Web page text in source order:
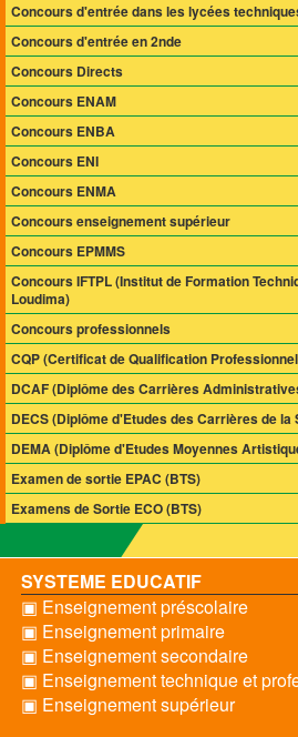
Concours d'entrée dans les lycées
Concours d'entrée en 2nde
Concours Directs
Concours ENAM
Concours ENBA
Concours ENI
Concours ENMA
Concours enseignement supérieur
Concours EPMMS
Concours IFTPL (Institut de Formation
Loudima)
Concours professionnels
CQP (Certificat de Qualification
DCAF (Diplôme des Carrières
DECS (Diplôme d'Etudes des Carrières de la
DEMA (Diplôme d'Etudes Moyennes
Examen de sortie EPAC (BTS)
Examens de Sortie ECO (BTS)
SYSTEME EDUCATIF
▣ Enseignement préscolaire
▣ Enseignement primaire
▣ Enseignement secondaire
▣ Enseignement technique et
▣ Enseignement supérieur